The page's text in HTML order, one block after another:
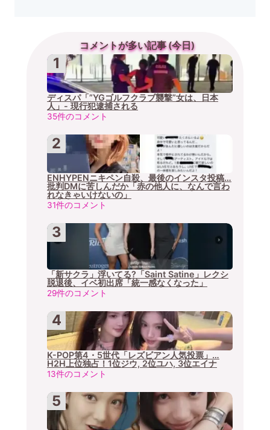
コメントが多い記事 (今日)
ディスパ「”YGゴルフクラブ襲撃”女は、日本
人」- 現行犯逮捕される
35件のコメント
ENHYPENニキペン自殺、最後のインスタ投稿…
批判DMに苦しんだか「赤の他人に、なんで言わ
れなきゃいけないの」
31件のコメント
「新サクラ」浮いてる?「Saint Satine」レクシ
脱退後、イベ初出席「統一感なくなった」
29件のコメント
K-POP第4・5世代「レズビアン人気投票」…
H2H上位独占！1位ジウ, 2位ユハ, 3位エイナ
13件のコメント